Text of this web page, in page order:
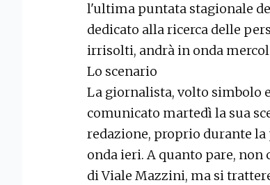
l'ultima puntata stagionale
dedicato alla ricerca delle
irrisolti, andrà in onda
Lo scenario
La giornalista, volto simbolo
comunicato martedì la sua
redazione, proprio durante
onda ieri. A quanto pare,
di Viale Mazzini, ma si